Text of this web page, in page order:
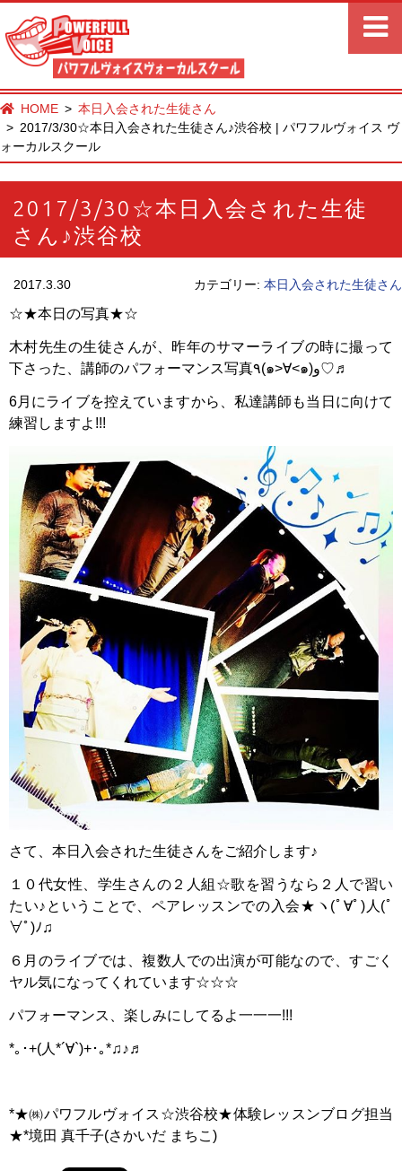
HOME
本日入会された生徒さん
2017/3/30☆本日入会された生徒さん♪渋谷校 | パワフルヴォイス ヴ
ォーカルスクール
2017/3/30☆本日入会された生徒
さん♪渋谷校
2017.3.30 カテゴリー: 本日入会された生徒さん
☆★本日の写真★☆
木村先生の生徒さんが、昨年のサマーライブの時に撮って
下さった、講師のパフォーマンス写真٩(๑>∀<๑)و♡♬
6月にライブを控えていますから、私達講師も当日に向けて
練習しますよ!!!
さて、本日入会された生徒さんをご紹介します♪
１０代女性、学生さんの２人組☆歌を習うなら２人で習い
たい♪ということで、ペアレッスンでの入会★ヽ(ﾟ∀ﾟ)人(ﾟ
∀ﾟ)ﾉ♫
６月のライブでは、複数人での出演が可能なので、すごく
ヤル気になってくれています☆☆☆
パフォーマンス、楽しみにしてるよ一一一!!!
*｡･+(人*´∀`)+･｡*♫♪♬
*★㈱パワフルヴォイス☆渋谷校★体験レッスンブログ担当
★*境田 真千子(さかいだ まちこ)